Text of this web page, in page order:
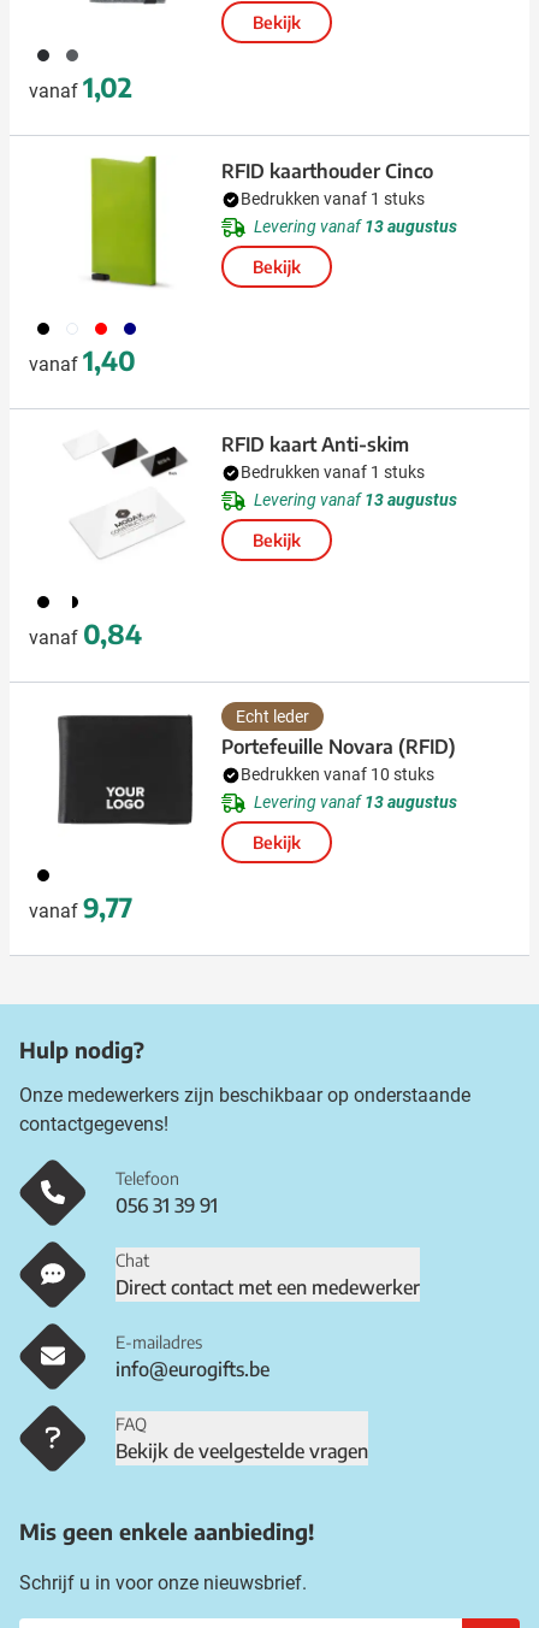
001 003
vanaf 1,02
Bekijk
001 002 008 307
vanaf 1,40
RFID kaarthouder Cinco
Bedrukken vanaf 1 stuks
Levering vanaf13 augustus
Bekijk
208 040
vanaf 0,84
RFID kaart Anti-skim
Bedrukken vanaf 1 stuks
Levering vanaf13 augustus
Bekijk
001
vanaf 9,77
Echt leder
Portefeuille Novara (RFID)
Bedrukken vanaf 10 stuks
Levering vanaf13 augustus
Bekijk
Hulp nodig?
Onze medewerkers zijn beschikbaar op onderstaande
contactgegevens!
Telefoon
056 31 39 91
Chat
Direct contact met een medewerker
E-mailadres
info@eurogifts.be
FAQ
Bekijk de veelgestelde vragen
Mis geen enkele aanbieding!
Schrijf u in voor onze nieuwsbrief.